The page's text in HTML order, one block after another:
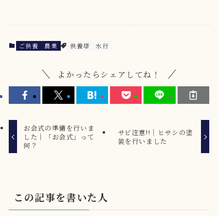
ご供養 農業 供養塔 水行
よかったらシェアしてね！
お会式の準備を行いま
した｜「お会式」って
何？
サビ注意!!｜ヒサシの塗
装を行いました
この記事を書いた人